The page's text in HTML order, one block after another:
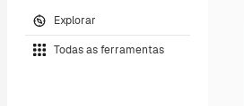
Explorar
Todas as ferramentas